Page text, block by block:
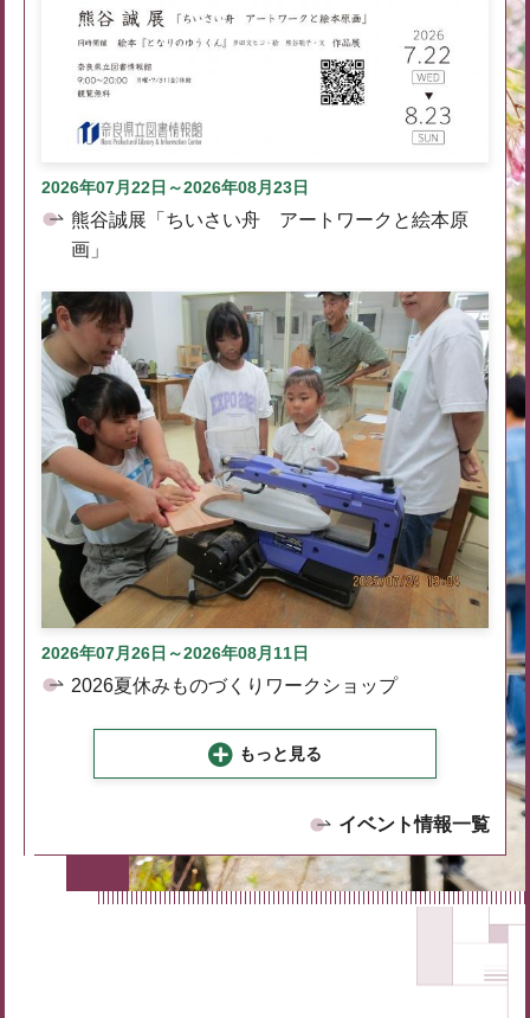
2026年07月22日～2026年08月23日
熊谷誠展「ちいさい舟 アートワークと絵本原
画」
2026年07月26日～2026年08月11日
2026夏休みものづくりワークショップ
もっと見る
イベント情報一覧